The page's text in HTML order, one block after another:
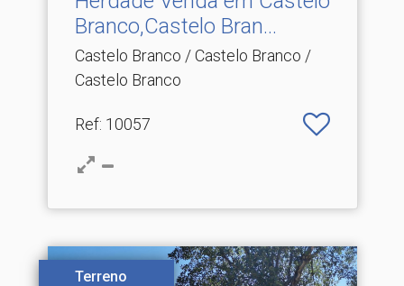
Branco,Castelo Bran.​..
Castelo Branco / Castelo Branco /
Castelo Branco
Ref: 10057
Terreno